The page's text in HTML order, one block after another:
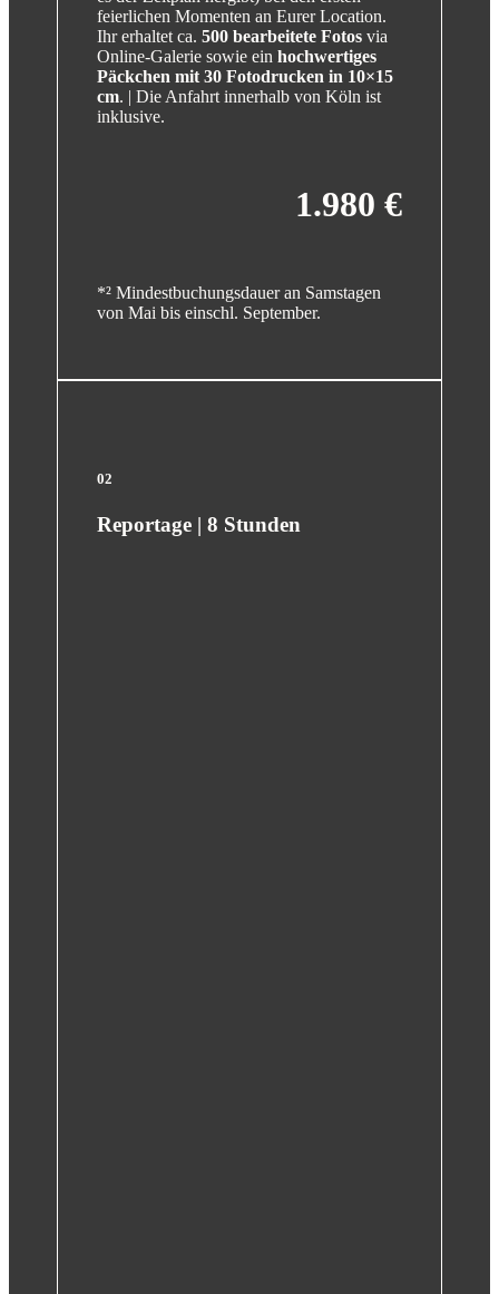
feierlichen Momenten an Eurer Location.
Ihr erhaltet ca. 500 bearbeitete Fotosvia
Online-Galerie sowie ein hochwertiges
Päckchen mit 30 Fotodrucken in 10×15
cm. | Die Anfahrt innerhalb von Köln ist
inklusive.
1.980 €
*² Mindestbuchungsdauer an Samstagen
von Mai bis einschl. September.
02
Reportage | 8 Stunden